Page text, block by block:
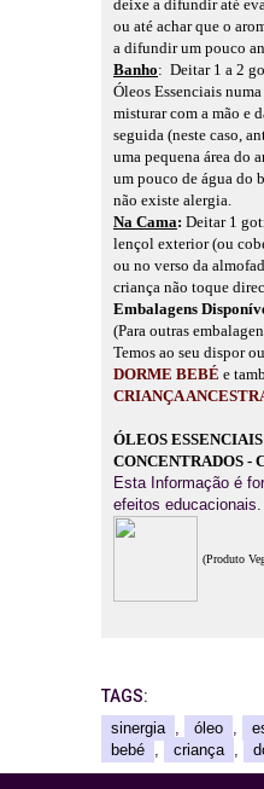
deixe a difundir até
ou até achar que o
a difundir um pouco
Banho: Deitar 1 a 2
Óleos Essenciais
misturar com a mão e
seguida (neste caso,
uma pequena área do
um pouco de água do
não existe alergia.
Na Cama: Deitar 1
lençol exterior (ou
ou no verso da
criança não toque
Embalagens
(Para outras
Temos ao seu dispor
DORME BEBÉ e
CRIANÇA
ÓLEOS
CONCENTRADOS -
Esta Informação é
efeitos educacionais.
(Produto
TAGS:
sinergia óleo
bebé
criança